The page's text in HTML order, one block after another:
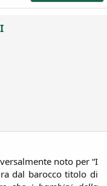
I
noto per “I
dal barocco titolo di